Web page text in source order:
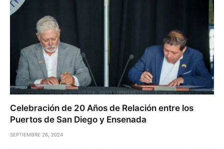
Celebración de 20 Años de Relación entre los
Puertos de San Diego y Ensenada
SEPTIEMBRE 26, 2024